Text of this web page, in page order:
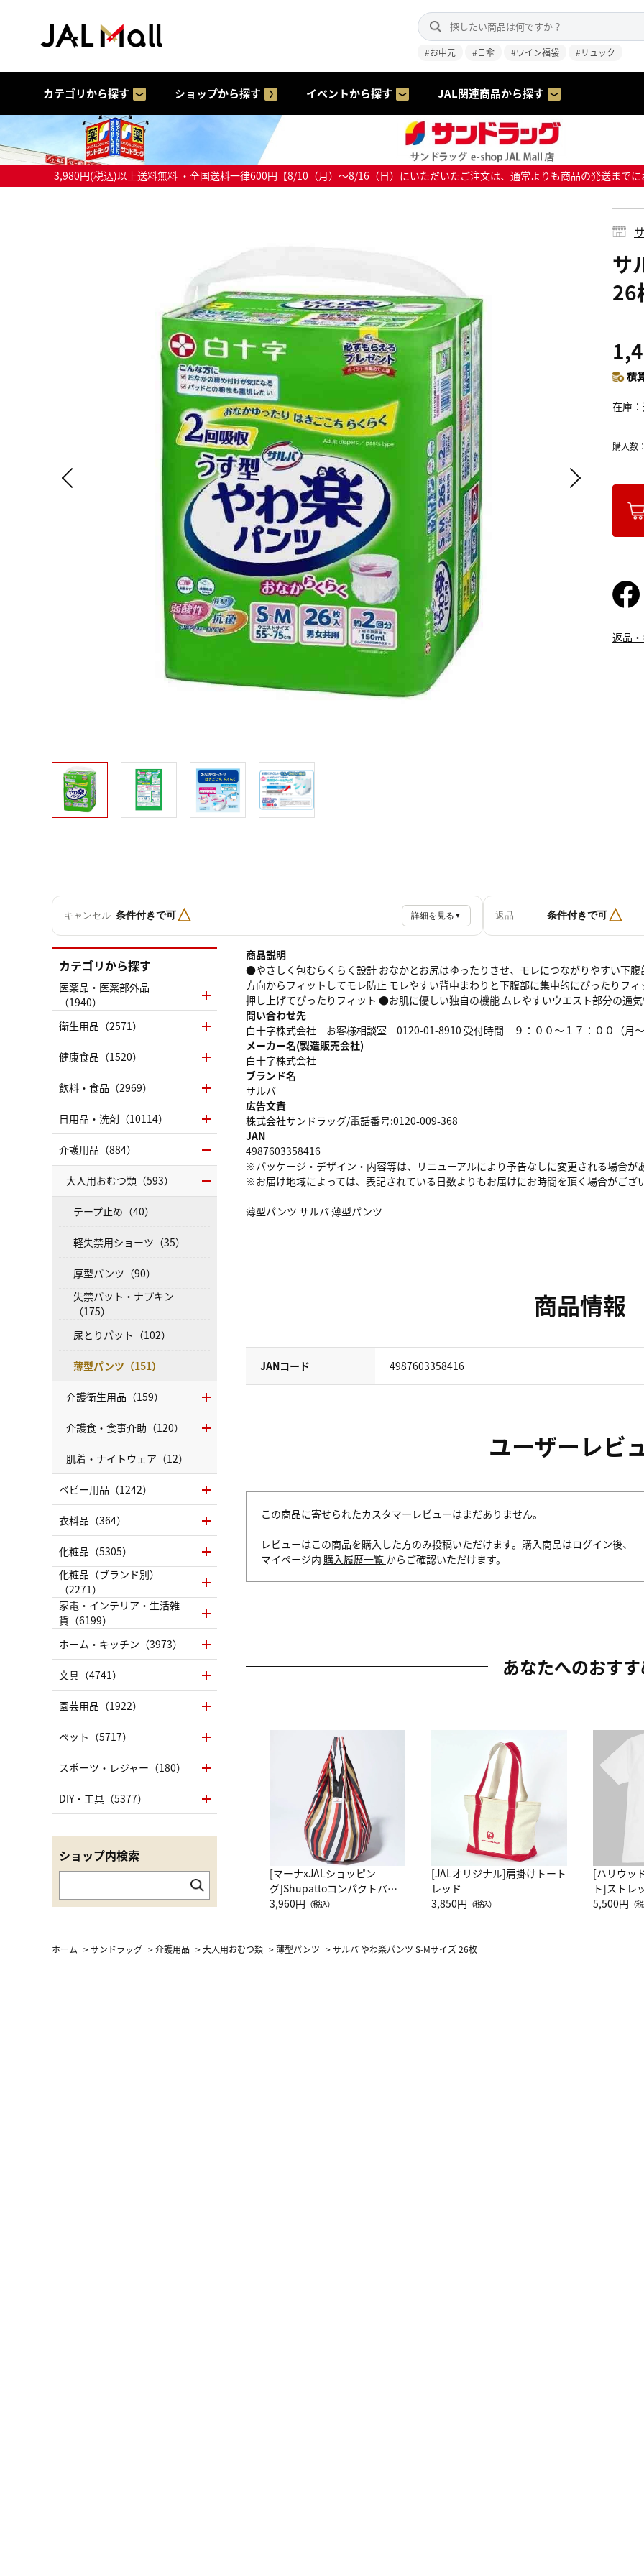
#お中元 #日傘 #ワイン福袋 #リュック
カテゴリから探す ショップから探す イベントから探す JAL関連商品から探す
3,980円(税込)以上送料無料 ・全国送料一律600円【8/10（月）～8/16（日）にいただいたご注文は、通常よりも商品の発送まで
サ
26
積
在庫
購入数
返品
キャンセル 条件付きで可△ 詳細を見る ▼ 返品 条件付きで可△
商品説明
●やさしく包むらくらく設計 おなかとお尻はゆったりさせ、モレにつながりやすい下
方向からフィットしてモレ防止 モレやすい背中まわりと下腹部に集中的にぴったりフ
押し上げてぴったりフィット ●お肌に優しい独自の機能 ムレやすいウエスト部分の通
問い合わせ先
白十字株式会社 お客様相談室 0120-01-8910 受付時間 ９：００～１７：００（月
メーカー名(製造販売会社)
白十字株式会社
ブランド名
サルバ
広告文責
株式会社サンドラッグ/電話番号:0120-009-368
JAN
4987603358416
※パッケージ・デザイン・内容等は、リニューアルにより予告なしに変更される場合が
※お届け地域によっては、表記されている日数よりもお届けにお時間を頂く場合がござ
薄型パンツ サルバ 薄型パンツ
商品情報
JANコード 4987603358416
ユーザーレビ
この商品に寄せられたカスタマーレビューはまだありません。
レビューはこの商品を購入した方のみ投稿いただけます。購入商品はログイン後、
マイページ内 購入履歴一覧 からご確認いただけます。
あなたへのおす
[マーナxJALショッピン
グ]Shupattoコンパクトバッ
グ Drop JAL客室乗務員
3,960円 （税込）
[JALオリジナル]肩掛けトート
レッド
3,850円 （税込）
[ハリウッ
ト]ストレ
ーネック
5,500円 （
カテゴリから探す
医薬品・医薬部外品
（1940）
衛生用品（2571）
健康食品（1520）
飲料・食品（2969）
日用品・洗剤（10114）
介護用品（884）
大人用おむつ類（593）
テープ止め（40）
軽失禁用ショーツ（35）
厚型パンツ（90）
失禁パット・ナプキン
（175）
尿とりパット（102）
薄型パンツ（151）
介護衛生用品（159）
介護食・食事介助（120）
肌着・ナイトウェア（12）
ベビー用品（1242）
衣料品（364）
化粧品（5305）
化粧品（ブランド別）
（2271）
家電・インテリア・生活雑
貨（6199）
ホーム・キッチン（3973）
文具（4741）
園芸用品（1922）
ペット（5717）
スポーツ・レジャー（180）
DIY・工具（5377）
ショップ内検索
ホーム >サンドラッグ >介護用品 >大人用おむつ類 >薄型パンツ >サルバ やわ楽パンツ S-Mサイズ 26枚